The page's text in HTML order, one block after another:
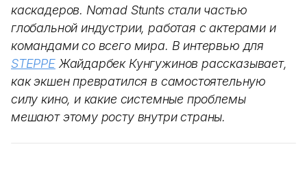
каскадеров. Nomad Stunts стали частью
глобальной индустрии, работая с актерами и
командами со всего мира. В интервью для
STEPPEЖайдарбек Кунгужинов рассказывает,
как экшен превратился в самостоятельную
силу кино, и какие системные проблемы
мешают этому росту внутри страны.